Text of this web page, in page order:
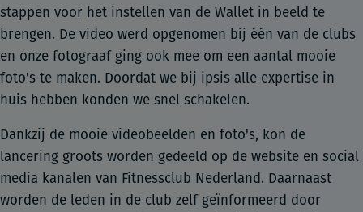
stappen voor het instellen van de Wallet in beeld te
brengen. De video werd opgenomen bij één van de clubs
en onze fotograaf ging ook mee om een aantal mooie
foto's te maken. Doordat we bij ipsis alle expertise in
huis hebben konden we snel schakelen.
Dankzij de mooie videobeelden en foto's, kon de
lancering groots worden gedeeld op de website en social
media kanalen van Fitnessclub Nederland. Daarnaast
worden de leden in de club zelf geïnformeerd door